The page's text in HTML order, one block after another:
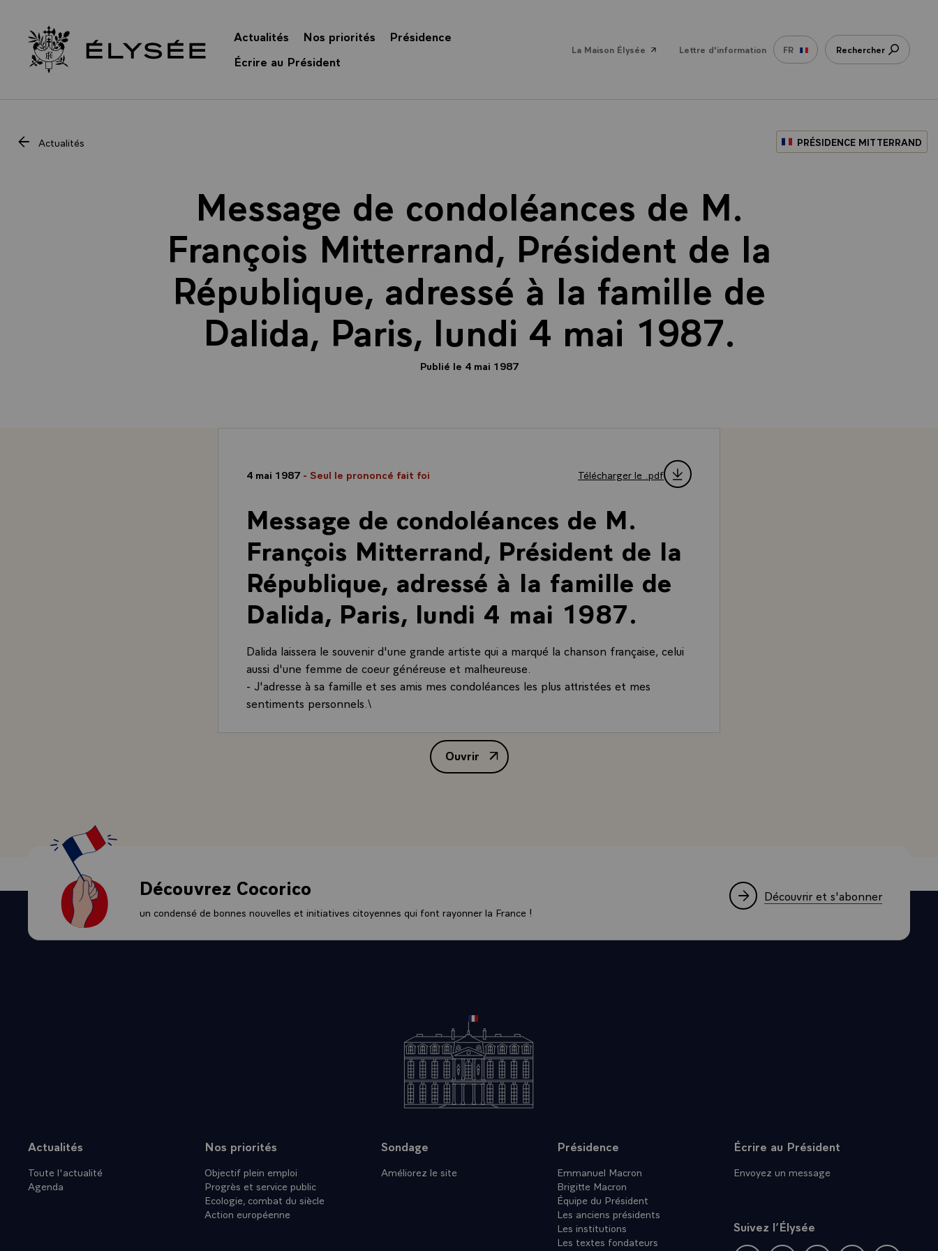
Retour à l’accueil Élysée
Actualités Nos priorités
Présidence
Écrire au Président
La Maison Élysée Lettre d'information FR Rechercher
Actualités PRÉSIDENCE MITTERRAND
Message de condoléances de M.
François Mitterrand, Président de la
République, adressé à la famille de
Dalida, Paris, lundi 4 mai 1987.
Publié le 4 mai 1987
4 mai 1987 - Seul le prononcé fait foi Télécharger le .pdf
Message de condoléances de M.
François Mitterrand, Président de la
République, adressé à la famille de
Dalida, Paris, lundi 4 mai 1987.
Dalida laissera le souvenir d'une grande artiste qui a marqué la chanson française, celui
aussi d'une femme de coeur généreuse et malheureuse.
- J'adresse à sa famille et ses amis mes condoléances les plus attristées et mes
sentiments personnels.\
Ouvrir
Message de condoléances de M. François Mitterrand, Président de la République,
Découvrez Cocorico
un condensé de bonnes nouvelles et initiatives citoyennes qui font rayonner la France !
Découvrir et s'abonner
Plan du site
Actualités
Toute l'actualité
Agenda
Nos priorités
Objectif plein emploi
Progrès et service public
Ecologie, combat du siècle
Action européenne
Sondage
Améliorez le site
Présidence
Emmanuel Macron
Brigitte Macron
Équipe du Président
Les anciens présidents
Les institutions
Les textes fondateurs
Écrire au Président
Envoyez un message
Suivez l’Élysée